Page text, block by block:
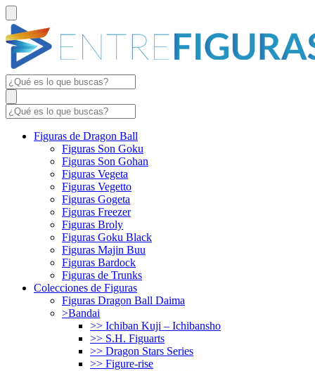
Figuras de Dragon Ball
Figuras Son Goku
Figuras Son Gohan
Figuras Vegeta
Figuras Vegetto
Figuras Gogeta
Figuras Freezer
Figuras Broly
Figuras Goku Black
Figuras Majin Buu
Figuras Bardock
Figuras de Trunks
Colecciones de Figuras
Figuras Dragon Ball Daima
>Bandai
>> Ichiban Kuji – Ichibansho
>> S.H. Figuarts
>> Dragon Stars Series
>> Figure-rise